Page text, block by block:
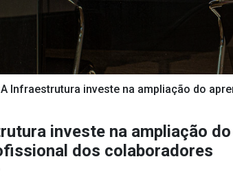
Infraestrutura investe na ampliação do
investe na ampliação
dos colaboradores